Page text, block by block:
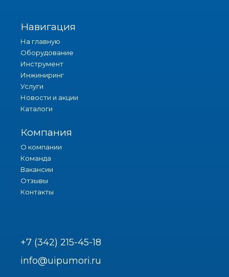
Навигация
На главную
Оборудование
Инструмент
Инжиниринг
Услуги
Новости и акции
Каталоги
Компания
О компании
Команда
Вакансии
Отзывы
Контакты
+7 (342) 215-45-18
info@uipumori.ru